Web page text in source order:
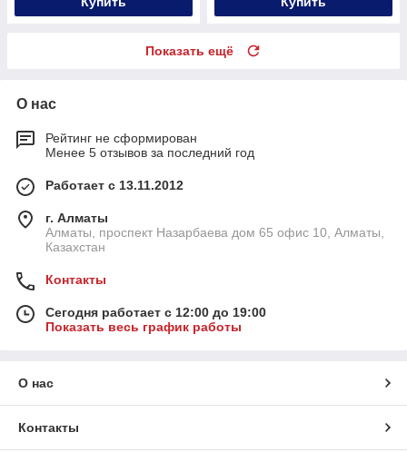
Показать ещё
О нас
Рейтинг не сформирован
Менее 5 отзывов за последний год
Работает с 13.11.2012
г. Алматы
Алматы, проспект Назарбаева дом 65 офис 10, Алматы,
Казахстан
Контакты
Сегодня работает с 12:00 до 19:00
Показать весь график работы
О нас
Контакты